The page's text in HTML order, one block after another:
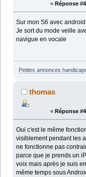
« Réponse
Sur mon S6 avec
Je sort du mode veille
navigue en vocale
Petites annonces
thomas
« Réponse
Oui c'est le même
visiblement pendant les
ne fonctionne pas
parce que je prends un
voix mais après je suis
même temps sous